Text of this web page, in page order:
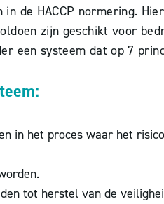
de HACCP normering.
zijn geschikt voor
een systeem dat op 7
in het proces waar het
tot herstel van de